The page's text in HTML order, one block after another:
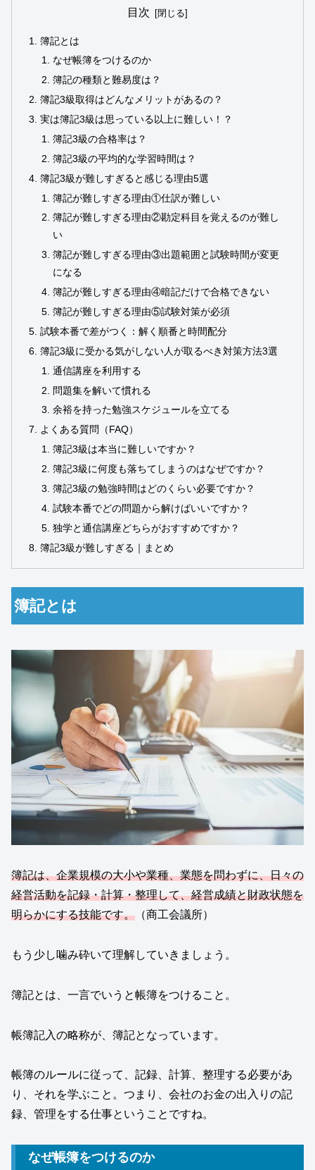
目次
簿記とは
なぜ帳簿をつけるのか
簿記の種類と難易度は？
簿記3級取得はどんなメリットがあるの？
実は簿記3級は思っている以上に難しい！？
簿記3級の合格率は？
簿記3級の平均的な学習時間は？
簿記3級が難しすぎると感じる理由5選
簿記が難しすぎる理由①仕訳が難しい
簿記が難しすぎる理由②勘定科目を覚えるのが難し
い
簿記が難しすぎる理由③出題範囲と試験時間が変更
になる
簿記が難しすぎる理由④暗記だけで合格できない
簿記が難しすぎる理由⑤試験対策が必須
試験本番で差がつく：解く順番と時間配分
簿記3級に受かる気がしない人が取るべき対策方法3選
通信講座を利用する
問題集を解いて慣れる
余裕を持った勉強スケジュールを立てる
よくある質問（FAQ）
簿記3級は本当に難しいですか？
簿記3級に何度も落ちてしまうのはなぜですか？
簿記3級の勉強時間はどのくらい必要ですか？
試験本番でどの問題から解けばいいですか？
独学と通信講座どちらがおすすめですか？
簿記3級が難しすぎる｜まとめ
簿記とは
簿記は、企業規模の大小や業種、業態を問わずに、日々の
経営活動を記録・計算・整理して、経営成績と財政状態を
明らかにする技能です。 （商工会議所）
もう少し噛み砕いて理解していきましょう。
簿記とは、一言でいうと帳簿をつけること。
帳簿記入の略称が、簿記となっています。
帳簿のルールに従って、記録、計算、整理する必要があ
り、それを学ぶこと。つまり、会社のお金の出入りの記
録、管理をする仕事ということですね。
なぜ帳簿をつけるのか